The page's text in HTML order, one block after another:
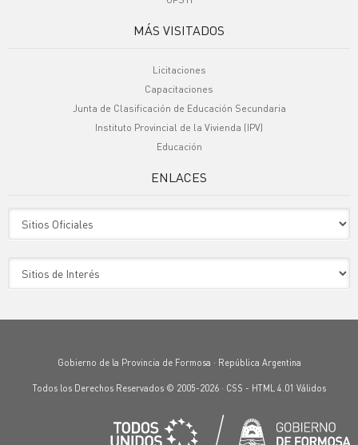
MÁS VISITADOS
Licitaciones
Capacitaciones
Junta de Clasificación de Educación Secundaria
Instituto Provincial de la Vivienda (IPV)
Educación
ENLACES
Gobierno de la Provincia de Formosa · República Argentina
Todos los Derechos Reservados © 2005-2026 · CSS - HTML 4.01 Válidos